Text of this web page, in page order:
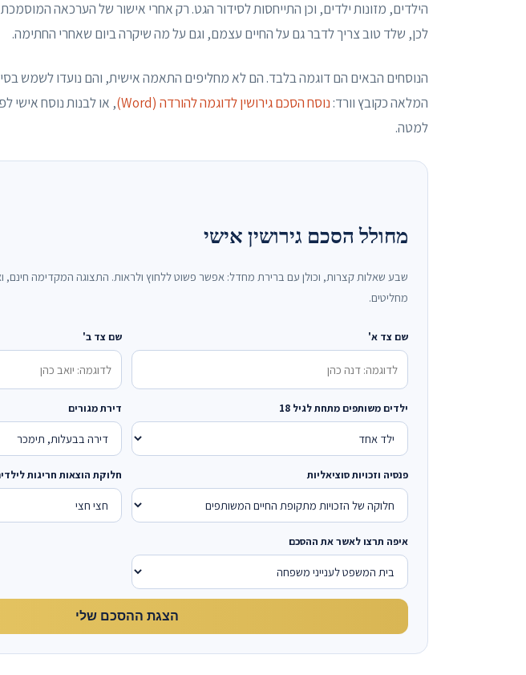
הילדים, מזונות ילדים, וכן התייחסות לסידור הגט. רק אחרי אישור של הערכאה
לכן, שלד טוב צריך לדבר גם על החיים עצמם, וגם על מה שיקרה ביום שאחרי החתימה.
הנוסחים הבאים הם דוגמה בלבד. הם לא מחליפים התאמה אישית, והם נועדו לשמש
המלאה כקובץ וורד: נוסח הסכם גירושין לדוגמה להורדה (Word)
, או לבנות נוסח אישי
למטה.
מחולל הסכם גירושין אישי
שבע שאלות קצרות, וכולן עם ברירת מחדל: אפשר פשוט ללחוץ ולראות. התצוגה המקדימה
מחליטים.
שם צד א' שם צד ב'
ילדים משותפים מתחת לגיל 18 דירת מגורים
פנסיה וזכויות סוציאליות חלוקת הוצאות חריגות
איפה תרצו לאשר את ההסכם
הצגת ההסכם שלי